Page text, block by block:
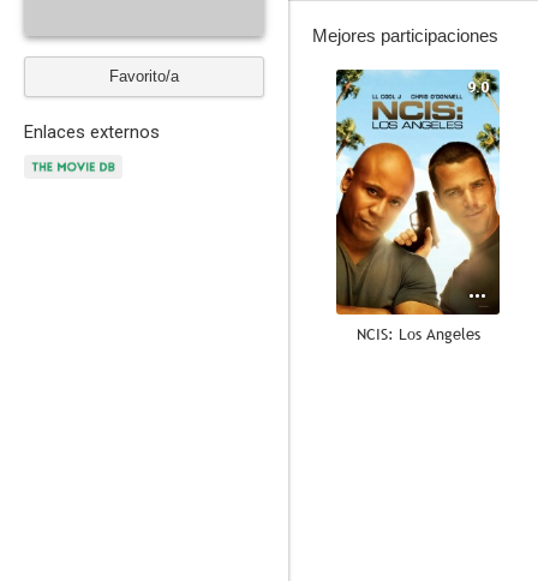
Favorito/a
Enlaces externos
Mejores participaciones
9.0
NCIS: Los Angeles